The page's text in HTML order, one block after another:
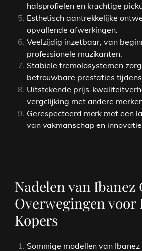
halsprofielen en krachtige
Esthetisch aantrekkelijke
opvallende afwerkingen.
Veelzijdig inzetbaar, van
professionele muzikanten.
Stabiele tremolosystemen
betrouwbare prestaties
Uitstekende prijs-
vergelijking met andere
Gerespecteerd merk met een
van vakmanschap en
Nadelen van Ibanez
Overwegingen voor
Kopers
Sommige modellen van